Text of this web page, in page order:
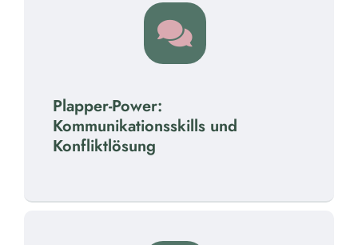
Plapper-Power:
Kommunikationsskills und
Konfliktlösung